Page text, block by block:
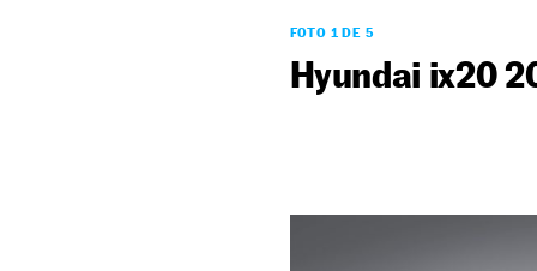
FOTO 1 DE 5
Hyundai ix20